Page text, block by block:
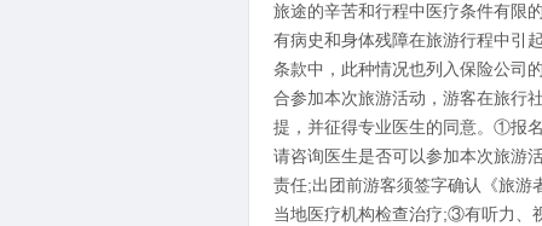
旅途的辛苦和行程中医疗条件有限
有病史和身体残障在旅游行程中引
条款中，此种情况也列入保险公司
合参加本次旅游活动，游客在旅行
提，并征得专业医生的同意。①报
请咨询医生是否可以参加本次旅游
责任;出团前游客须签字确认《旅
当地医疗机构检查治疗;③有听力、